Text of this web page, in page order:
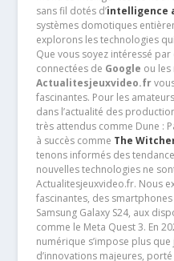
sans fil dotés d’intelligence
systèmes domotiques
explorons les technologies
Que vous soyez intéressé
connectées de Google ou
Actualitesjeuxvideo.fr
fascinantes. Pour les
dans l’actualité des
très attendus comme Dune :
à succès comme The
tenons informés des
nouvelles technologies ne
Actualitesjeuxvideo.fr. Nous
fascinantes, des smartphones
Samsung Galaxy S24, aux
comme le Meta Quest 3. En
numérique s’impose plus
d’innovations majeures,